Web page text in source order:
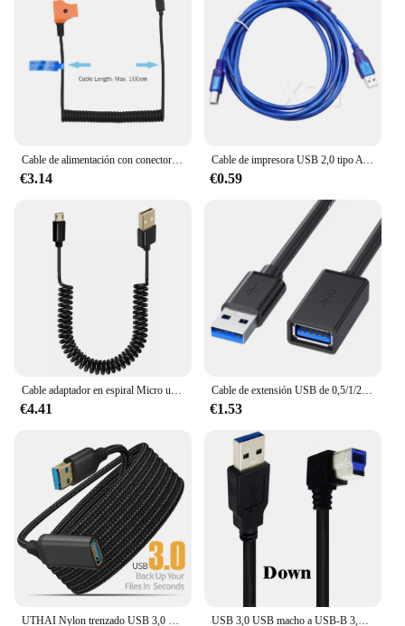
€3.14
Cable de impresora USB 2,0 tipo A macho a tipo B macho doble blindaje alta velocidad transparente azul 0,3 m/0,5 m/1m/1,5 m/3m/5m
€0.59
€4.41
Cable de extensión USB de 0,5/1/2/3/5 M, Cable de datos 3,0 para ordenador portátil, TV, SSD, USB 3,0, conector de impresora para cámara de ordenador macho a hembra
€1.53